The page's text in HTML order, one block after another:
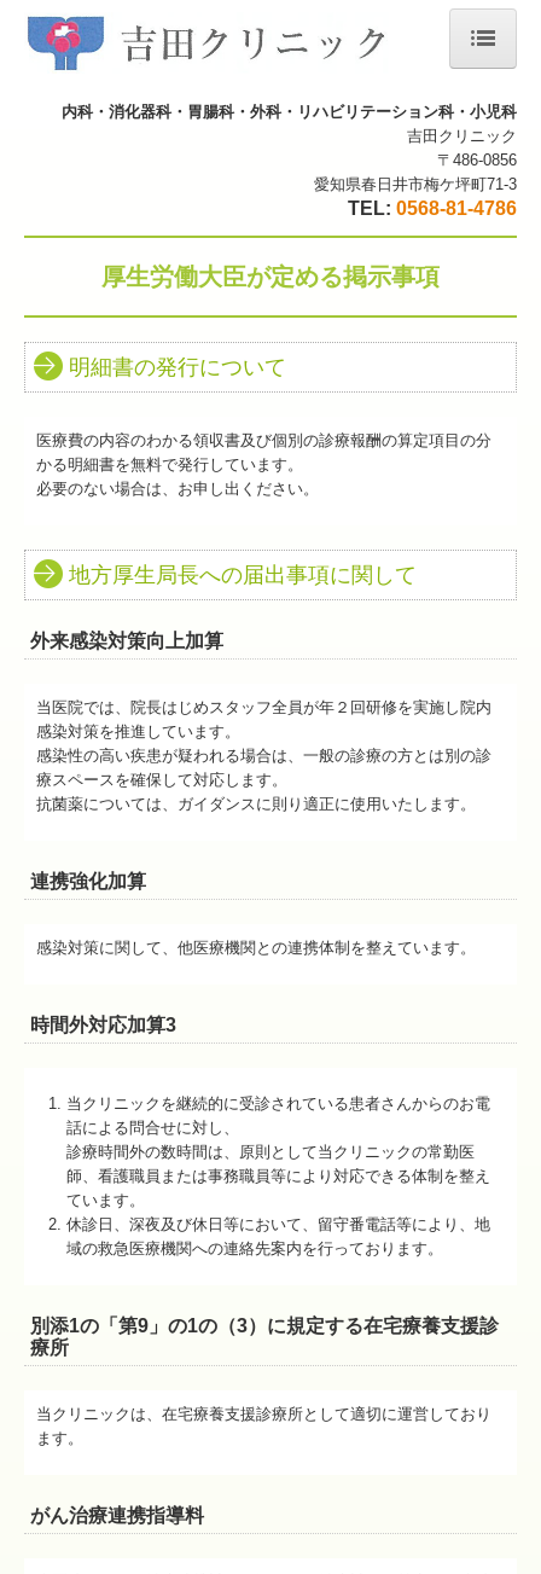
厚生労働大臣が定める掲示事項
内科・消化器科・胃腸科・外科・リハビリテーション科・小児科
吉田クリニック
〒486-0856
愛知県春日井市梅ケ坪町71-3
TEL: 0568-81-4786
厚生労働大臣が定める掲示事項
明細書の発行について
医療費の内容のわかる領収書及び個別の診療報酬の算定項目の分
かる明細書を無料で発行しています。
必要のない場合は、お申し出ください。
地方厚生局長への届出事項に関して
外来感染対策向上加算
当医院では、院長はじめスタッフ全員が年２回研修を実施し院内
感染対策を推進しています。
感染性の高い疾患が疑われる場合は、一般の診療の方とは別の診
療スペースを確保して対応します。
抗菌薬については、ガイダンスに則り適正に使用いたします。
連携強化加算
感染対策に関して、他医療機関との連携体制を整えています。
時間外対応加算3
当クリニックを継続的に受診されている患者さんからのお電
話による問合せに対し、
診療時間外の数時間は、原則として当クリニックの常勤医
師、看護職員または事務職員等により対応できる体制を整え
ています。
休診日、深夜及び休日等において、留守番電話等により、地
域の救急医療機関への連絡先案内を行っております。
別添1の「第9」の1の（3）に規定する在宅療養支援診
療所
当クリニックは、在宅療養支援診療所として適切に運営しており
ます。
がん治療連携指導料